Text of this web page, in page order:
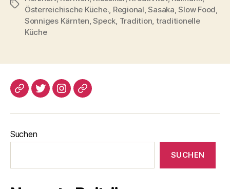
Schlagwörter
Österreichische Küche., Regional,Sasaka,Slow Food,
Sonniges Kärnten,Speck, Tradition, traditionelle
Küche
blogspotTwitterInstagramPinterest
Suchen
SUCHEN